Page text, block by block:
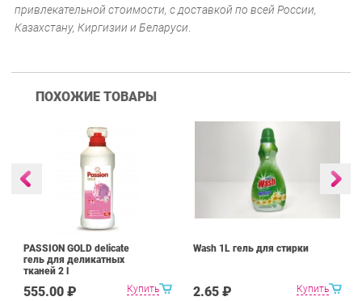
привлекательной стоимости, с доставкой по всей России,
Казахстану, Киргизии и Беларуси.
ПОХОЖИЕ ТОВАРЫ
Купить
PASSION GOLD delicate
гель для деликатных
тканей 2 l
555.00 ₽ Купить
Wash 1L гель для стирки
2.65 ₽